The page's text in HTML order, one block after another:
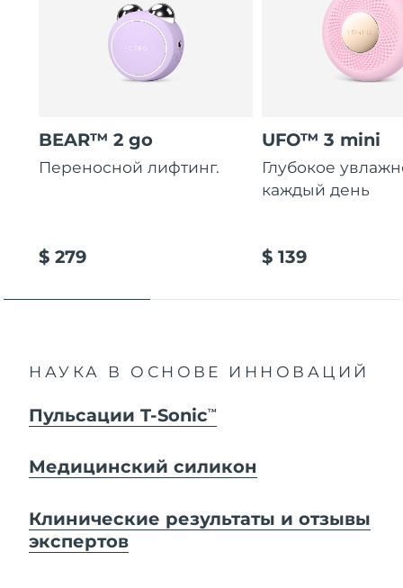
BEAR™ 2 go
Переносной лифтинг.
$ 279
UFO™ 3 mini
Глубокое
каждый день
$ 139
НАУКА В ОСНОВЕ ИННОВАЦИЙ
Пульсации T-SonicTM
Медицинский силикон
Клинические результаты и отзывы
экспертов